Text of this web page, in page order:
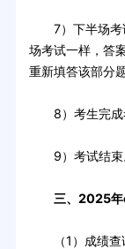
7）下半场考
场考试一样，答
重新填答该部分题
8）考生完成
9）考试结束
三、2025年
（1）成绩查